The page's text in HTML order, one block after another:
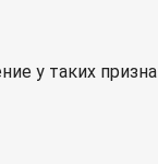
у таких